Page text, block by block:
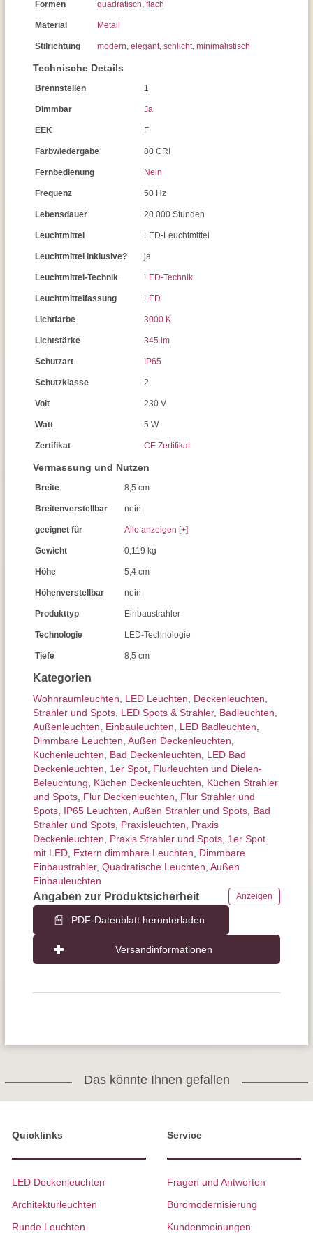
Kategorien
Wohnraum­leuchten LED Leuchten Decken­leuchten
Strahler und Spots LED Spots & Strahler, Badleuchten
Außen­leuchten
Einbauleuchten LED Badleuchten
Dimmbare Leuchten Außen Deckenleuchten
Küchenleuchten
Bad Deckenleuchten
LED Bad
Deckenleuchten
1er Spot Flurleuchten und Dielen-
Beleuchtung
Küchen Deckenleuchten
Küchen Strahler
und Spots Flur Deckenleuchten
Flur Strahler und
Spots IP65 Leuchten Außen Strahler und Spots Bad
Strahler und Spots Praxisleuchten
Praxis
Deckenleuchten
Praxis Strahler und Spots 1er Spot
mit LED Extern dimmbare Leuchten
Dimmbare
Einbaustrahler, Quadratische Leuchten Außen
Einbauleuchten
Angaben zur Produktsicherheit Anzeigen
PDF-Datenblatt herunterladen
Versandinformationen
Formen quadratisch, flach
Material Metall
Stilrichtung modern, elegant, schlicht, minimalistisch
Technische Details
Brennstellen 1
Dimmbar Ja
EEK F
Farbwiedergabe 80 CRI
Fernbedienung Nein
Frequenz 50 Hz
Lebensdauer 20.000 Stunden
Leuchtmittel LED-Leuchtmittel
Leuchtmittel inklusive? ja
Leuchtmittel-Technik LED-Technik
Leuchtmittelfassung LED
Lichtfarbe 3000 K
Lichtstärke 345 lm
Schutzart IP65
Schutzklasse 2
Volt 230 V
Watt 5 W
Zertifikat CE Zertifikat
Vermassung und Nutzen
Breite 8,5 cm
Breitenverstellbar nein
geeignet für Alle anzeigen [+]
Gewicht 0,119 kg
Höhe 5,4 cm
Höhenverstellbar nein
Produkttyp Einbaustrahler
Technologie LED-Technologie
Tiefe 8,5 cm
Das könnte Ihnen gefallen
Quicklinks
LED Deckenleuchten
Architekturleuchten
Runde Leuchten
Service
Fragen und Antworten
Büromodernisierung
Kundenmeinungen